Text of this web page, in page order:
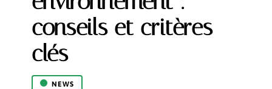
conseils et critères
clés
NEWS